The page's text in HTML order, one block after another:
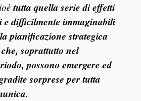
tutta quella serie di effetti
e difficilmente immaginabili
pianificazione strategica
soprattutto nel
possono emergere ed
sorprese per tutta
.